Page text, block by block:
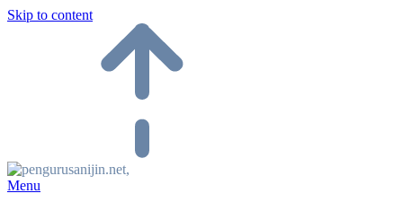
Skip to content
Menu